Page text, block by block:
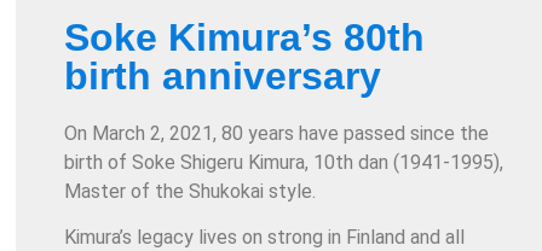
Soke Kimura’s 80th
birth anniversary
On March 2, 2021, 80 years have passed since the
birth of Soke Shigeru Kimura, 10th dan (1941-1995),
Master of the Shukokai style.
Kimura’s legacy lives on strong in Finland and all